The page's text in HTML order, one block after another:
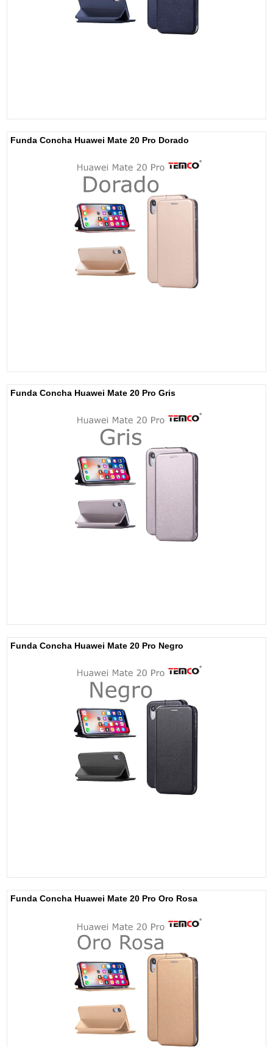
Funda Concha Huawei Mate 20 Pro Dorado
Funda Concha Huawei Mate 20 Pro Gris
Funda Concha Huawei Mate 20 Pro Negro
Funda Concha Huawei Mate 20 Pro Oro Rosa